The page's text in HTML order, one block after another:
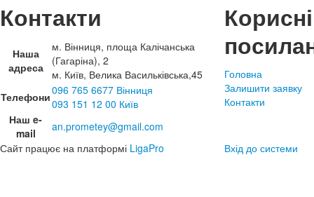
Контакти
Наша
адреса
м. Вінниця, площа Калічанська
(Гагаріна), 2
м. Київ, Велика Васильківська,45
Телефони096 765 6677 Вінниця
093 151 12 00 Київ
Наш e-
mail
an.prometey@gmail.com
Корисні
Головна
Залишити заявку
Контакти
Сайт працює на платформі LigaPro Вхід до системи